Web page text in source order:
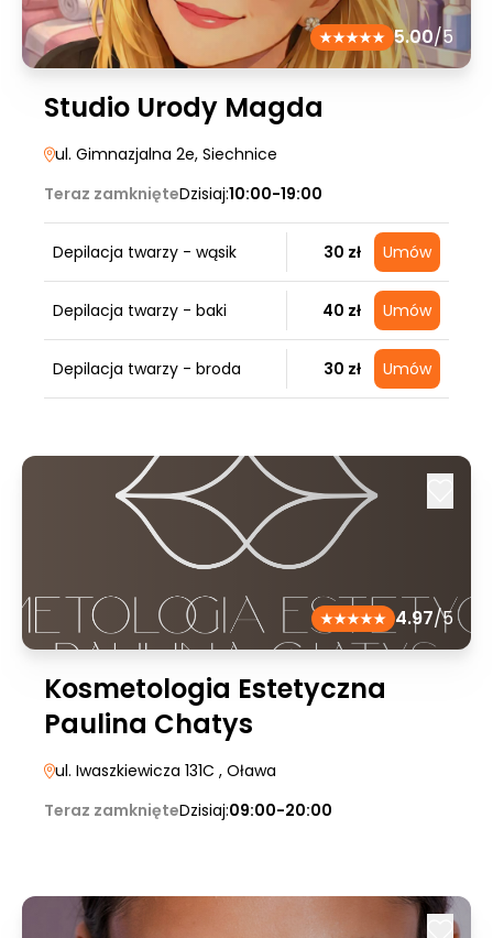
5.00/5
Studio Urody Magda
ul. Gimnazjalna 2e, Siechnice
Teraz zamknięteDzisiaj:10:00-19:00
Depilacja twarzy - wąsik 30 zł Umów
Depilacja twarzy - baki 40 zł Umów
Depilacja twarzy - broda 30 zł Umów
4.97/5
Kosmetologia Estetyczna
Paulina Chatys
ul. Iwaszkiewicza 131C , Oława
Teraz zamknięteDzisiaj:09:00-20:00